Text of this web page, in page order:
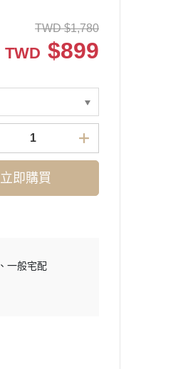
TWD $1,780
TWD $899
立即購買
一般宅配